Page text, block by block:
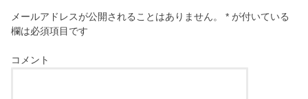
メールアドレスが公開されることはありません。 * が付いている
欄は必須項目です
コメント